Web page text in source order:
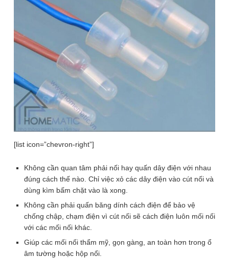
[list icon=”chevron-right”]
Không cần quan tâm phải nối hay quấn dây điện với nhau
đúng cách thế nào. Chỉ việc xỏ các dây điện vào cút nối và
dùng kìm bấm chặt vào là xong.
Không cần phải quấn băng dính cách điện để bảo vệ
chống chập, chạm điện vì cút nối sẽ cách điện luôn mối nối
với các mối nối khác.
Giúp các mối nối thẩm mỹ, gọn gàng, an toàn hơn trong ổ
âm tường hoặc hộp nổi.
40.000₫ 50.000 -20%
(CE-1 (1 gói 100 chiếc))
Để lại thông tin, chúng tôi sẽ tư vấn sớm nhất. Hoàn Toàn Miễn Phí,
Không Mua Cũng Không Sao
SĐT
(Required)
Giao hàng toàn quốc
Miễn phí ship đơn hàng >1.000.000đ
Giao hàng nội thành Hà Nội 24h, giao hỏa tốc Grab
Bộ 20 chiếc cút nối dây điện không
Thương hiệu: OEM
Cút nối dây điện CE giúp bạn nối dây điện cực dễ dàng,
vẫn cho mối nối đẹp, gọn gàng, thẩm mỹ, an toàn trong
hộp âm tường hoặc hộp nổi. Giúp bạn DIY các thiết bị
thông minh tốt hơn.
Lựa chọn: CE-1 (1 Gói 100 Chiếc)